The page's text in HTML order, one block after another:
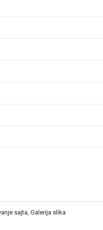
sajta, Galerija slika